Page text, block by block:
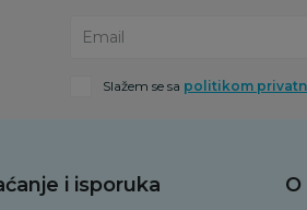
Email
Slažem se sa politikom
i isporuka